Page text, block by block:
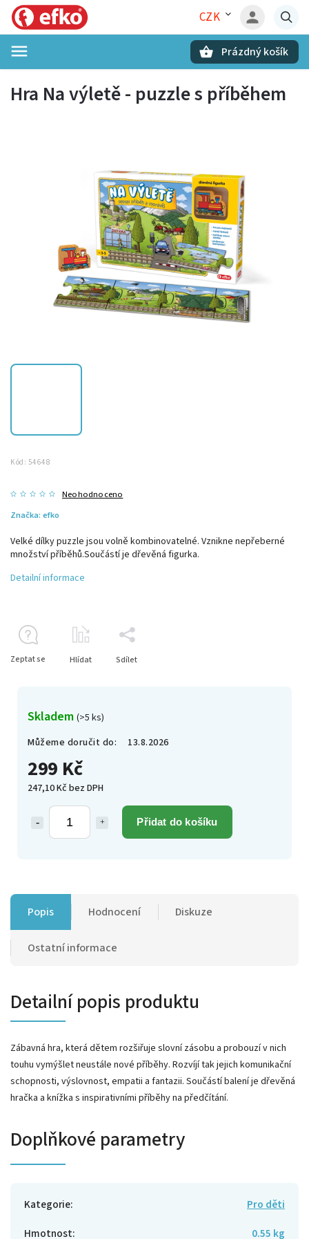
CZK
Prázdný košík
Hra Na výletě - puzzle s příběhem
Kód: 54648
Neohodnoceno
Značka: efko
299 Kč
247,10 Kč bez DPH
Přidat do košíku
Skladem (>5 ks)
Můžeme doručit do:
13.8.2026
Velké dílky puzzle jsou volně kombinovatelné. Vznikne nepřeberné
množství příběhů.Součástí je dřevěná figurka.
Detailní informace
Zeptat se Hlídat Sdílet
Popis Hodnocení Diskuze
Ostatní informace
Detailní popis produktu
Zábavná hra, která dětem rozšiřuje slovní zásobu a probouzí v nich
touhu vymýšlet neustále nové příběhy. Rozvíjí tak jejich komunikační
schopnosti, výslovnost, empatii a fantazii. Součástí balení je dřevěná
hračka a knížka s inspirativními příběhy na předčítání.
Doplňkové parametry
Kategorie:
Pro děti
Hmotnost: 0.55 kg